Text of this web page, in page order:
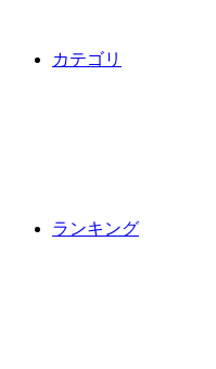
カテゴリ
ランキング